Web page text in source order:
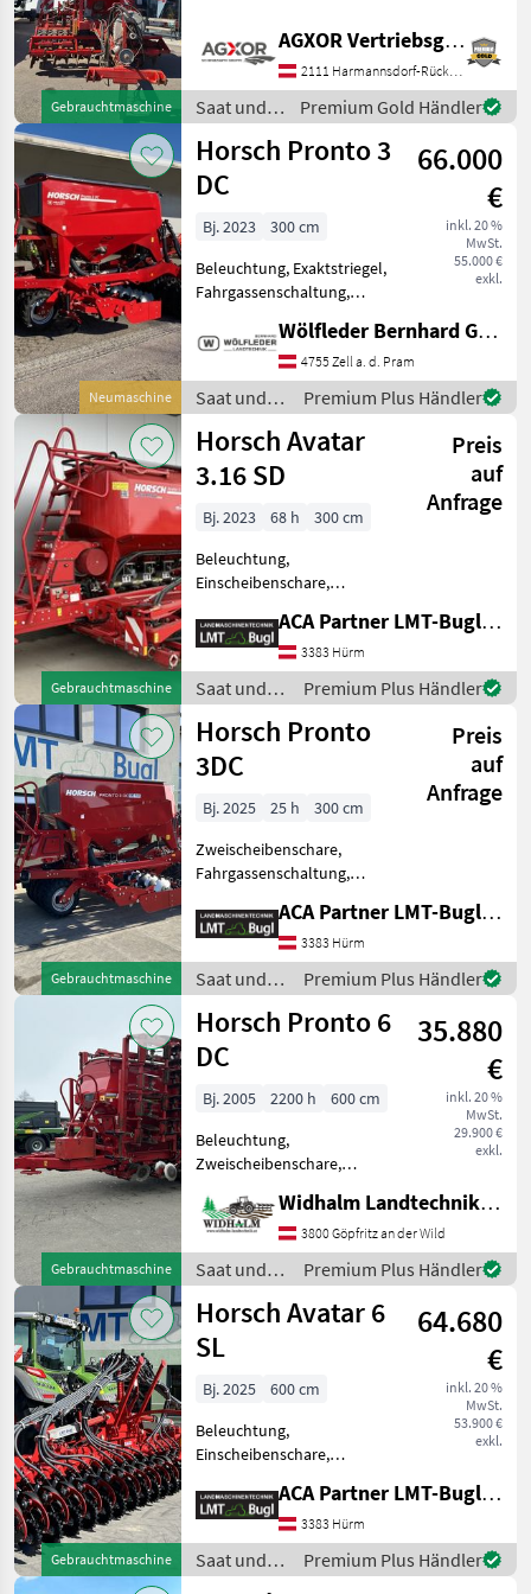
Väderstad
John Deere
Amazone
Pöttinger
Gaspardo
Alle 21
anzeigen
MARKTPLATZ
Marktplatz Händlerangebote Kleinanzeigen
Gebrauchtmaschine
Fahrgassenschaltung,
Fahrwerk, Spuranreisser
Arbetisbreite - mit
Unterlenkeranschluss
Kat.3N=L2
AGXOR Vertriebsgesellschaft Ost GmbH
2111 Harmannsdorf-Rückersdorf
Saat und
Pflege /
Horsch
Premium Gold Händler
Neumaschine
Horsch Pronto 3
DC
66.000
€
inkl. 20 %
MwSt.
55.000 €
exkl.
Bj. 2023
300 cm
Beleuchtung, Exaktstriegel,
Fahrgassenschaltung,
Saatmengenverstellung,
Zweischeibenschare,
Zwischenreifenpacker -
Arbeitsbreite: 3, 00 m -
Transportbreite:
Wölfleder Bernhard GmbH
4755 Zell a. d. Pram
Saat und
Pflege /
Horsch
Premium Plus Händler
Gebrauchtmaschine
Horsch Avatar
3.16 SD
Preis
auf
Anfrage
Bj. 2023 68 h
300 cm
Beleuchtung,
Einscheibenschare,
Fahrwerk, hydr.
Schardruckverstellung,
Spuranreisser Horsch
Avatar 3.16 SD * Autoforce
hydraulisch
Schardruckverstel
ACA Partner LMT-Bugl GmbH
3383 Hürm
Saat und
Pflege /
Horsch
Premium Plus Händler
Gebrauchtmaschine
Horsch Pronto
3DC
Preis
auf
Anfrage
Bj. 2025 25 h
300 cm
Zweischeibenschare,
Fahrgassenschaltung,
Schardruckverstellung,
Spurlockerer,
Zwischenreifenpacker
Vorführmaschine: Horsch
Pronto 3DC * ISO-Bus
Ausstatt
ACA Partner LMT-Bugl GmbH
3383 Hürm
Saat und
Pflege /
Horsch
Premium Plus Händler
Gebrauchtmaschine
Horsch Pronto 6
DC
35.880
€
inkl. 20 %
MwSt.
29.900 €
exkl.
Bj. 2005 2200 h
600 cm
Beleuchtung,
Zweischeibenschare,
Fahrgassenschaltung,
Fahrwerk, Spuranreisser,
Spurlockerer,
Vorauflaufmarkierung
Horsch Pronto 6 DC,
Bedieneinheit Ag
Widhalm Landtechnik GmbH
3800 Göpfritz an der Wild
Saat und
Pflege /
Horsch
Premium Plus Händler
Gebrauchtmaschine
Horsch Avatar 6
SL
64.680
€
inkl. 20 %
MwSt.
53.900 €
exkl.
Bj. 2025
600 cm
Beleuchtung,
Einscheibenschare,
Schardruckverstellung
Horsch Avatar 6 SL *
Universell einsetzbar *
Mulchsaat * Hervorragend
ACA Partner LMT-Bugl GmbH
3383 Hürm
Saat und
Pflege /
Premium Plus Händler